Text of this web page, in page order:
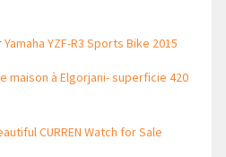
Yamaha YZF-R3 Sports Bike 2015
maison à Elgorjani- superficie 420
CURREN Watch for Sale